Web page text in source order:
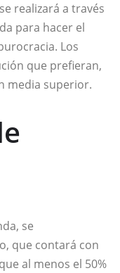
realizará a través
para hacer el
Los
que prefieran,
media superior.
se
que contará con
al menos el 50%